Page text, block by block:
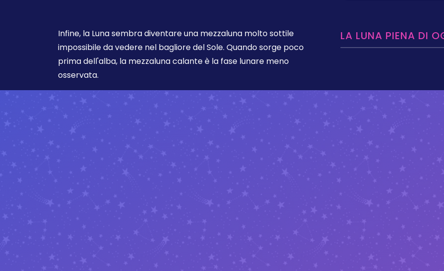
Infine, la Luna sembra diventare una mezzaluna molto sottile
impossibile da vedere nel bagliore del Sole. Quando sorge poco
prima dell'alba, la mezzaluna calante è la fase lunare meno
osservata.
LA LUNA PIENA DI